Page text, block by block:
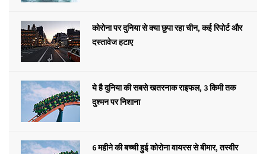
कोरोना पर दुनिया से क्या छुपा रहा चीन, कई रिपोर्ट और
दस्तावेज हटाए
ये है दुनिया की सबसे खतरनाक राइफल, 3 किमी तक
दुश्मन पर निशाना
6 महीने की बच्ची हुई कोरोना वायरस से बीमार, तस्वीर